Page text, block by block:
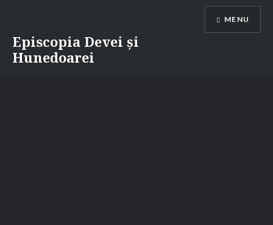
content
Episcopia Devei și
Hunedoarei
MENU